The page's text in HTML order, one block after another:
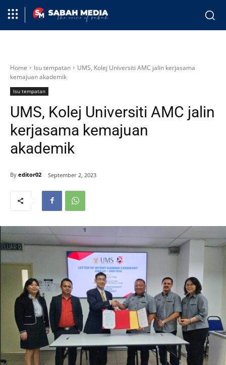
Home Isu tempatan
UMS, Kolej Universiti AMC jalin kerjasama
kemajuan akademik
Isu tempatan
UMS, Kolej Universiti AMC jalin
kerjasama kemajuan
akademik
By editor02 September 2, 2023